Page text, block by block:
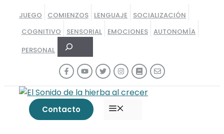
contenido
JUEGO COMIENZOS LENGUAJE
SOCIALIZACIÓN
COGNITIVO
SENSORIAL EMOCIONES AUTONOMÍA
PERSONAL
Buscar
Contacto